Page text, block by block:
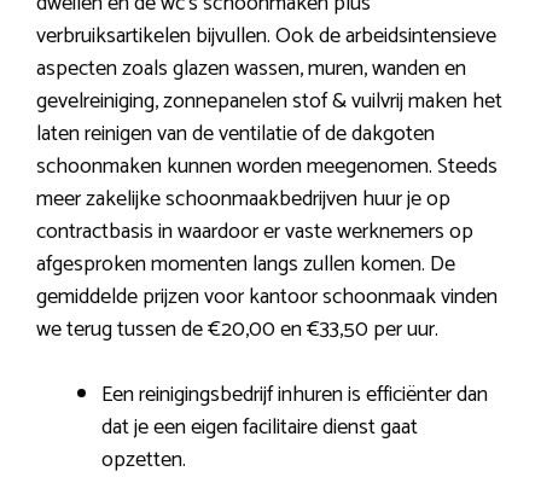
verbruiksartikelen bijvullen. Ook de arbeidsintensieve
aspecten zoals glazen wassen, muren, wanden en
gevelreiniging, zonnepanelen stof & vuilvrij maken het
laten reinigen van de ventilatie of de dakgoten
schoonmaken kunnen worden meegenomen. Steeds
meer zakelijke schoonmaakbedrijven huur je op
contractbasis in waardoor er vaste werknemers op
afgesproken momenten langs zullen komen. De
gemiddelde prijzen voor kantoor schoonmaak vinden
we terug tussen de €20,00 en €33,50 per uur.
Een reinigingsbedrijf inhuren is efficiënter dan
dat je een eigen facilitaire dienst gaat
opzetten.